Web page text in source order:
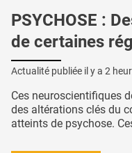
PSYCHOSE :
de certaines
Actualité publiée il y a 2
Ces neuroscientifiques
des altérations clés du
atteints de psychose.